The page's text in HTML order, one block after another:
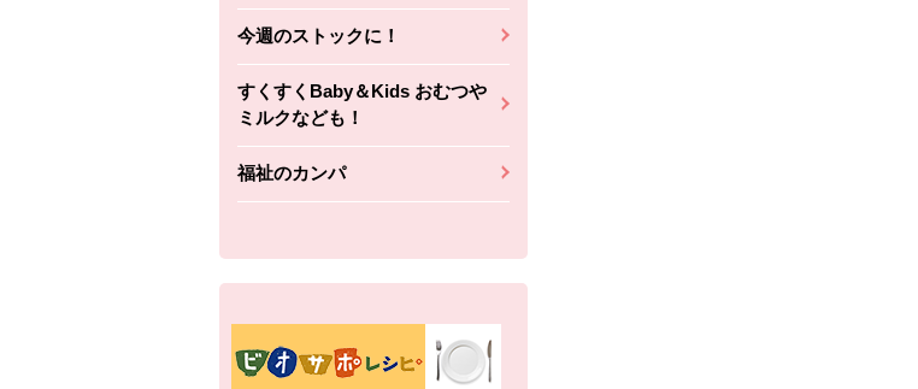
今週のストックに！
すくすくBaby＆Kids おむつや
ミルクなども！
福祉のカンパ